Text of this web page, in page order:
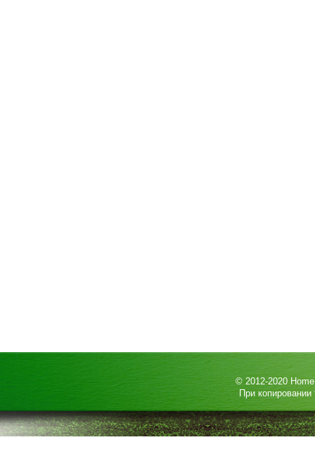
© 2012-2020
При